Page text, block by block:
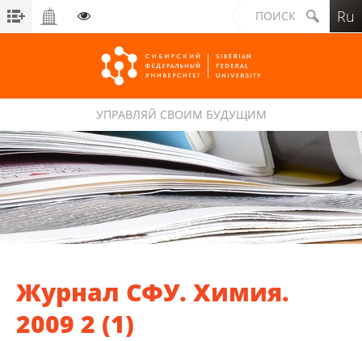
Сибирский федеральный университет
УПРАВЛЯЙ СВОИМ БУДУЩИМ
Журнал СФУ. Химия.
2009 2 (1)
ПОИСК Ru